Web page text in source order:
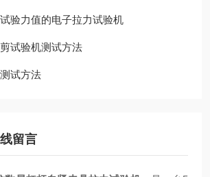
验力值的电子拉力试验机
试验机测试方法
试方法
留言